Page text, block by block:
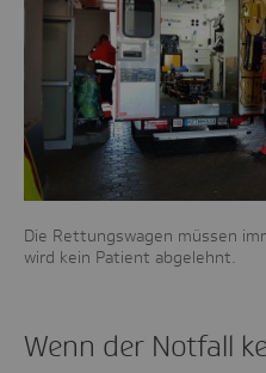
Die Rettungswagen müssen
wird kein Patient abgelehnt.
Wenn der Notfall